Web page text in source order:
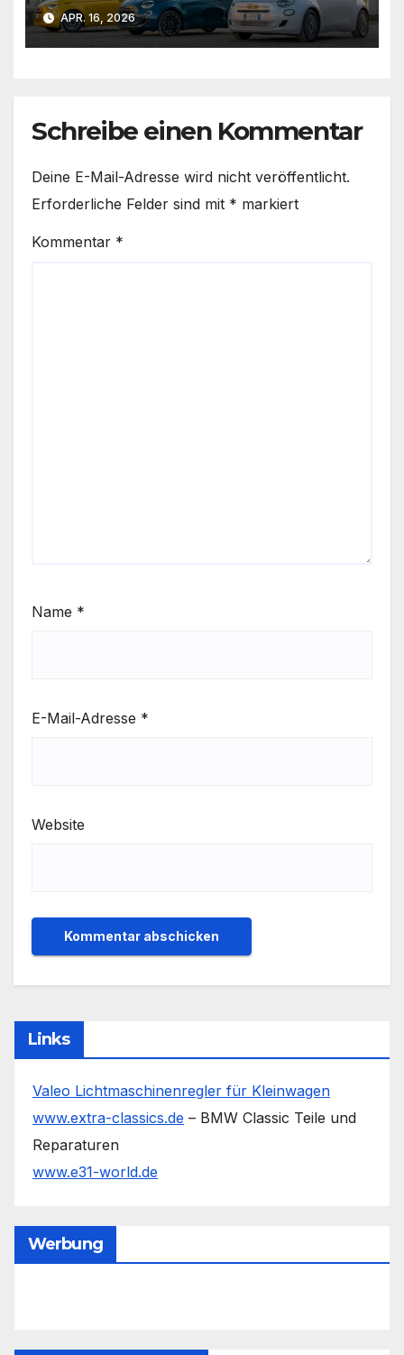
APR. 16, 2026
Schreibe einen Kommentar
Deine E-Mail-Adresse wird nicht veröffentlicht.
Erforderliche Felder sind mit * markiert
Kommentar *
Name *
E-Mail-Adresse *
Website
Links
Valeo Lichtmaschinenregler für Kleinwagen
www.extra-classics.de – BMW Classic Teile und
Reparaturen
www.e31-world.de
Werbung